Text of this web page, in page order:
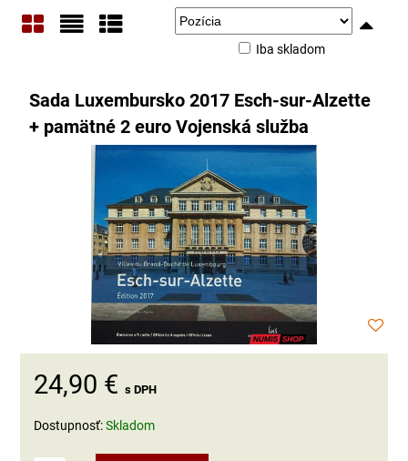
Iba skladom
Sada Luxembursko 2017 Esch-sur-Alzette
+ pamätné 2 euro Vojenská služba
24,90 € s DPH
Dostupnosť:Skladom